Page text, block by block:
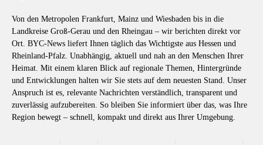
Von den Metropolen Frankfurt, Mainz und Wiesbaden bis in die
Landkreise Groß-Gerau und den Rheingau – wir berichten direkt vor
Ort. BYC-News liefert Ihnen täglich das Wichtigste aus Hessen und
Rheinland-Pfalz. Unabhängig, aktuell und nah an den Menschen Ihrer
Heimat. Mit einem klaren Blick auf regionale Themen, Hintergründe
und Entwicklungen halten wir Sie stets auf dem neuesten Stand. Unser
Anspruch ist es, relevante Nachrichten verständlich, transparent und
zuverlässig aufzubereiten. So bleiben Sie informiert über das, was Ihre
Region bewegt – schnell, kompakt und direkt aus Ihrer Umgebung.